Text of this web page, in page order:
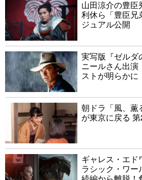
山田涼介の豊臣
利休ら「豊臣兄
ジュアル公開
実写版『ゼルダ
ニールさん出
ストが明らかに
朝ドラ「風、薫
が東京に戻る
ギャレス・エド
ラシック・ワー